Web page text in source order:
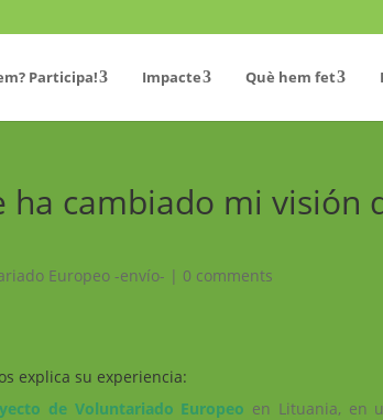
Participa! Impacte Què hem fet
cambiado mi visión
Europeo -envío- | 0 comments
explica su experiencia:
de Voluntariado Europeo en Lituania, en